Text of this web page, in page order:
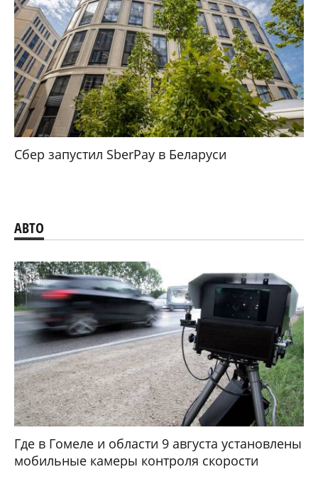
Сбер запустил SberPay в Беларуси
АВТО
Где в Гомеле и области 9 августа установлены
мобильные камеры контроля скорости